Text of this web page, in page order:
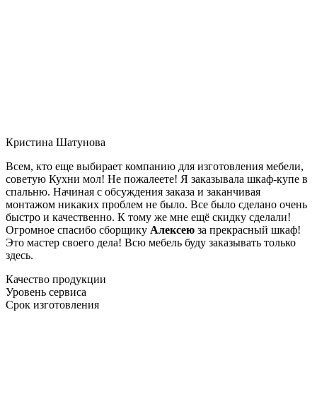
Кристина Шатунова
Всем, кто еще выбирает компанию для изготовления мебели,
советую Кухни мол! Не пожалеете! Я заказывала шкаф-купе в
спальню. Начиная с обсуждения заказа и заканчивая
монтажом никаких проблем не было. Все было сделано очень
быстро и качественно. К тому же мне ещё скидку сделали!
Огромное спасибо сборщику Алексею за прекрасный шкаф!
Это мастер своего дела! Всю мебель буду заказывать только
здесь.
Качество продукции
Уровень сервиса
Срок изготовления